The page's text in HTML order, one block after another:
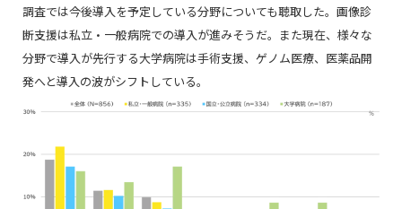
調査では今後導入を予定している分野についても聴取した。画像診
断支援は私立・一般病院での導入が進みそうだ。また現在、様々な
分野で導入が先行する大学病院は手術支援、ゲノム医療、医薬品開
発へと導入の波がシフトしている。